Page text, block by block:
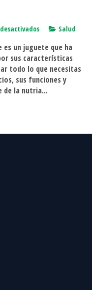
en
Fisher
Price
Salud
es un juguete que ha
sus características
todo lo que necesitas
sus funciones y
de la nutria...